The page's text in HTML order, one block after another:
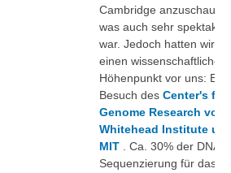
Cambridge anzuschauen,
was auch sehr
war. Jedoch hatten wir
einen wissenschaftlichen
Höhenpunkt vor uns: Ein
Besuch des Center's for
Genome Research von
Whitehead Institute
MIT . Ca. 30% der DNA
Sequenzierung für das